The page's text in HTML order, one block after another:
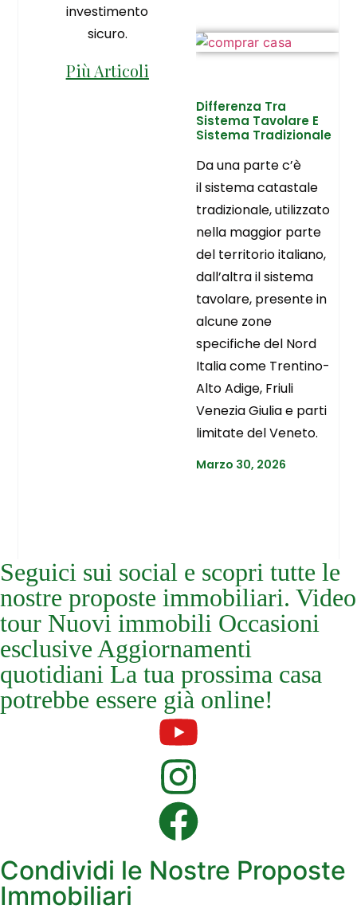
investimento
sicuro.
Più Articoli
Differenza Tra
Sistema Tavolare E
Sistema Tradizionale
Da una parte c’è
il sistema catastale
tradizionale, utilizzato
nella maggior parte
del territorio italiano,
dall’altra il sistema
tavolare, presente in
alcune zone
specifiche del Nord
Italia come Trentino-
Alto Adige, Friuli
Venezia Giulia e parti
limitate del Veneto.
Marzo 30, 2026
Seguici sui social e scopri tutte le
nostre proposte immobiliari. Video
tour Nuovi immobili Occasioni
esclusive Aggiornamenti
quotidiani La tua prossima casa
potrebbe essere già online!
Condividi le Nostre Proposte
Immobiliari